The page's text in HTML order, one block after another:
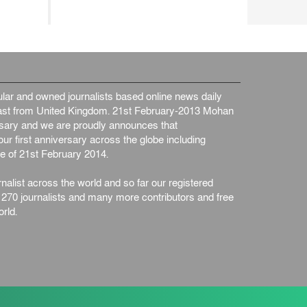
and owned journalists based online news daily
from United Kingdom. 21st February-2013 Mohan
and we are proudly announces that
first anniversary across the globe including
of 21st February 2014.
across the world and so far our registered
journalists and many more contributors and free